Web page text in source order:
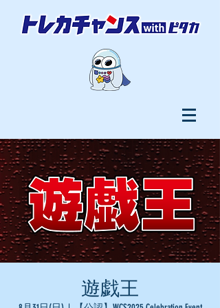
遊戯王